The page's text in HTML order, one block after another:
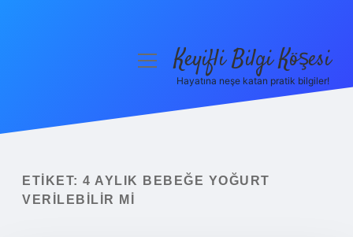
Yasal Uyarı
menüyüKeyifli Bilgi Köşesi
Hayatına neşe katan pratik bilgiler!
ETIKET: 4 AYLIK BEBEĞE YOĞURT
VERILEBILIR MI